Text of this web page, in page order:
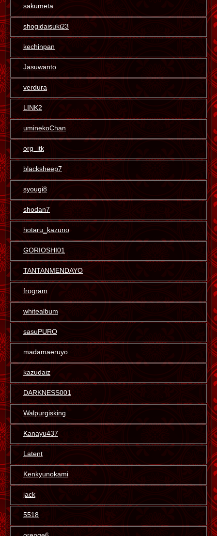
sakumeta
shogidaisuki23
kechinpan
Jasuwanto
verdura
LINK2
uminekoChan
org_itk
blacksheep7
syougi8
shodan7
hotaru_kazuno
GORIOSHI01
TANTANMENDAYO
frogram
whitealbum
sasuPURO
madamaeruyo
kazudaiz
DARKNESS001
Walpurgisking
Kanayu437
Latent
Kenkyunokami
jack
5518